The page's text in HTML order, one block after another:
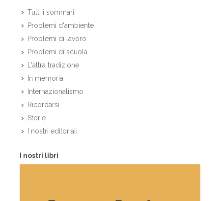
Tutti i sommari
Problemi d'ambiente
Problemi di lavoro
Problemi di scuola
L'altra tradizione
In memoria
Internazionalismo
Ricordarsi
Storie
I nostri editoriali
I nostri libri